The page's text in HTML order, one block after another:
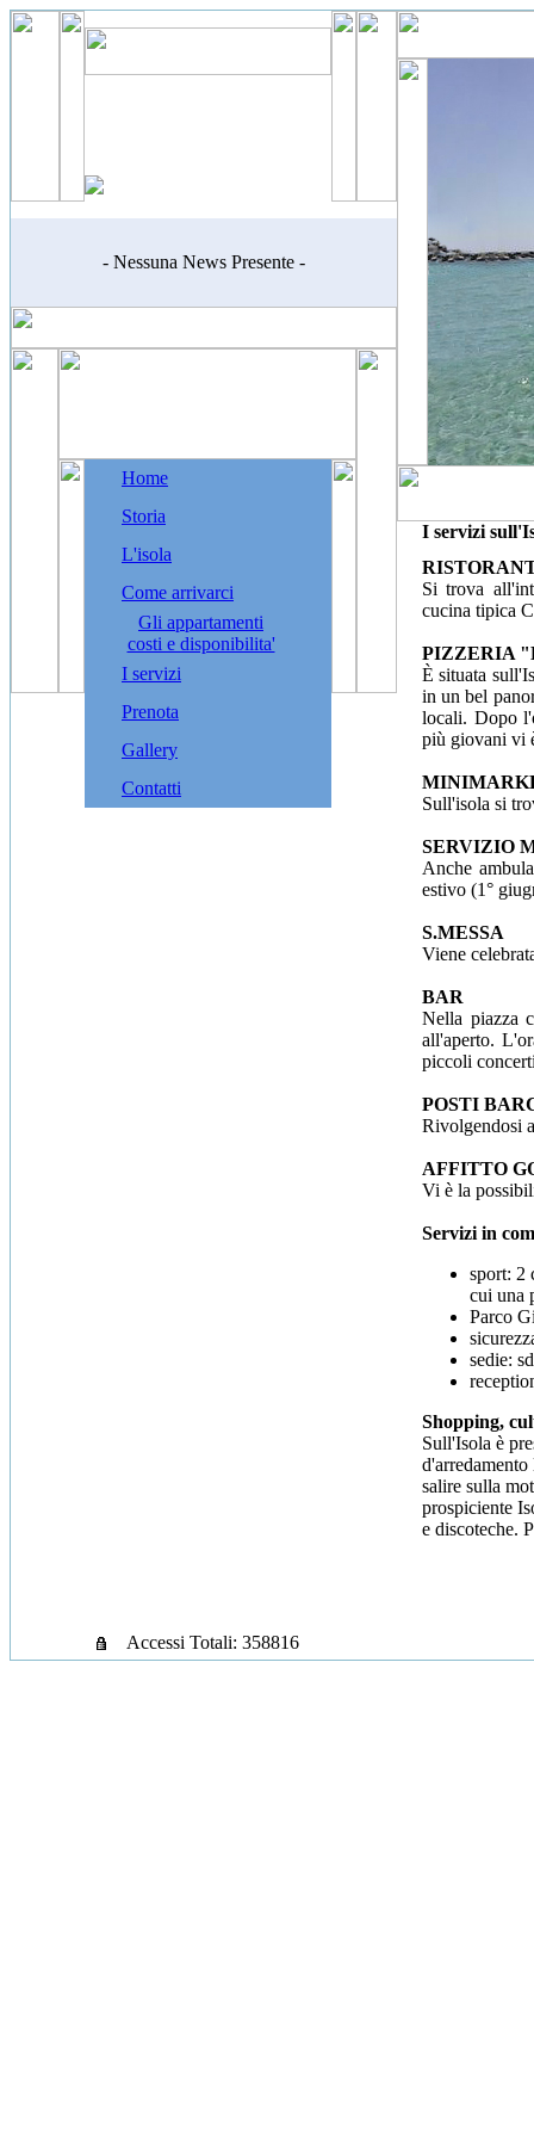
- Nessuna News Presente -
Home
Storia
L'isola
Come arrivarci
Gli appartamenti
costi e disponibilita'
I servizi
Prenota
Gallery
Contatti
I servizi
Si trova
cucina tipica
PIZZERIA
È situata
in un bel
locali. Dopo
più giovani vi
Sull'isola si
SERVIZIO
Anche
estivo (1°
S.MESSA
Viene
BAR
Nella piazza
all'aperto.
piccoli
POSTI
Rivolgendosi
AFFITTO
Vi è la
Servizi in
sport: 2
cui una
Parco
sedie:
Shopping,
Sull'Isola è
salire sulla
prospiciente
e discoteche.
Accessi Totali: 358816